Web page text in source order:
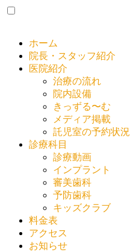
ホーム
院長・スタッフ紹介
医院紹介
治療の流れ
院内設備
きっずる〜む
メディア掲載
託児室の予約状況
診療科目
診療動画
インプラント
審美歯科
予防歯科
キッズクラブ
料金表
アクセス
お知らせ